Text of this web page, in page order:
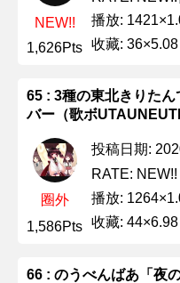
NEW!!
1,626Pts
播放:
收藏: 36×5.08
65 : 3種の東北きりた
バー（歌ボ
圈外
1,586Pts
投稿日期:
RATE: NEW!!
播放:
收藏: 44×6.98
66 : のうべんばあ「夜